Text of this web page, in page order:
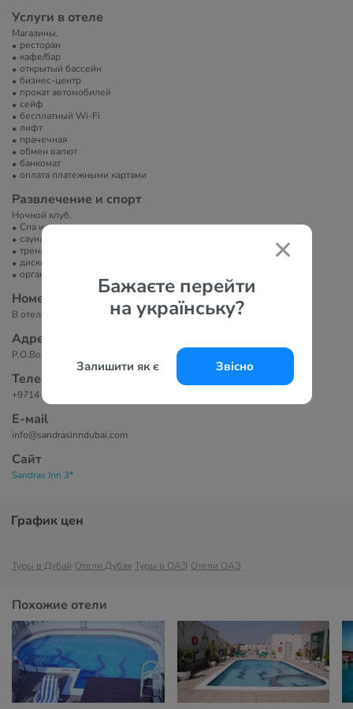
Бажаєте перейти
на українську?
Залишити як є Звісно
Услуги в отеле
Магазины.
ресторан
кафе/бар
открытый бассейн
бизнес-центр
прокат автомобилей
сейф
бесплатный Wi-Fi
лифт
прачечная
обмен валют
банкомат
оплата платежными картами
Развлечение и спорт
Ночной клуб.
Спа или велнес-центр
сауна/баня/хамам
тренажерный зал
диско-клуб
организация экскурсий
Номера
В отеле 94 номера.
Адрес
P.O.Box: 5062, Dubai, United Arab Emirates
Телефоны
+9714-2224333
Е-маil
info@sandrasinndubai.com
Сайт
Sandras Inn 3*
График цен
Туры в Дубай Отели Дубая Туры в ОАЭ Отели ОАЭ
Похожие отели